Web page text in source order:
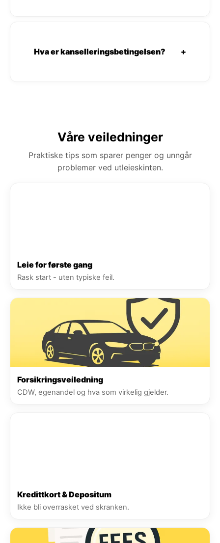
Hva er kanselleringsbetingelsen? +
Våre veiledninger
Praktiske tips som sparer penger og unngår
problemer ved utleieskinten.
Leie for første gang
Rask start - uten typiske feil.
Forsikringsveiledning
CDW, egenandel og hva som virkelig gjelder.
Kredittkort & Depositum
Ikke bli overrasket ved skranken.